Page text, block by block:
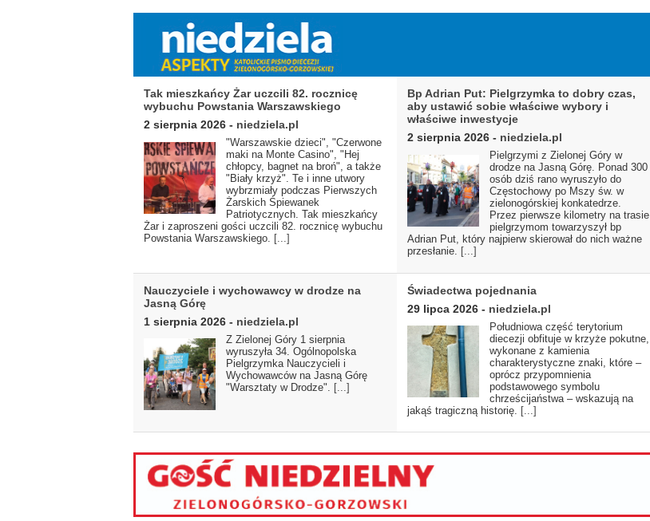
Tak mieszkańcy Żar uczcili 82. rocznicę
wybuchu Powstania Warszawskiego
2 sierpnia 2026 - niedziela.pl
"Warszawskie dzieci", "Czerwone
maki na Monte Casino", "Hej
chłopcy, bagnet na broń", a także
"Biały krzyż". Te i inne utwory
wybrzmiały podczas Pierwszych
Żarskich Śpiewanek
Patriotycznych. Tak mieszkańcy
Żar i zaproszeni gości uczcili 82. rocznicę wybuchu
Powstania Warszawskiego. [...]
Bp Adrian Put: Pielgrzymka to dobry czas,
aby ustawić sobie właściwe wybory i
właściwe inwestycje
2 sierpnia 2026 - niedziela.pl
Pielgrzymi z Zielonej Góry w
drodze na Jasną Górę. Ponad 300
osób dziś rano wyruszyło do
Częstochowy po Mszy św. w
zielonogórskiej konkatedrze.
Przez pierwsze kilometry na trasie
pielgrzymom towarzyszył bp
Adrian Put, który najpierw skierował do nich ważne
przesłanie. [...]
Nauczyciele i wychowawcy w drodze na
Jasną Górę
1 sierpnia 2026 - niedziela.pl
Z Zielonej Góry 1 sierpnia
wyruszyła 34. Ogólnopolska
Pielgrzymka Nauczycieli i
Wychowawców na Jasną Górę
"Warsztaty w Drodze". [...]
Świadectwa pojednania
29 lipca 2026 - niedziela.pl
Południowa część terytorium
diecezji obfituje w krzyże pokutne,
wykonane z kamienia
charakterystyczne znaki, które –
oprócz przypomnienia
podstawowego symbolu
chrześcijaństwa – wskazują na
jakąś tragiczną historię. [...]